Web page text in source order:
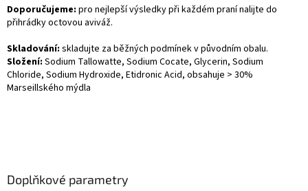
Doporučujeme: pro nejlepší výsledky při každém praní nalijte do
přihrádky octovou aviváž.
Skladování: skladujte za běžných podmínek v původním obalu.
Složení: Sodium Tallowatte, Sodium Cocate, Glycerin, Sodium
Chloride, Sodium Hydroxide, Etidronic Acid, obsahuje > 30%
Marseillského mýdla
Doplňkové parametry